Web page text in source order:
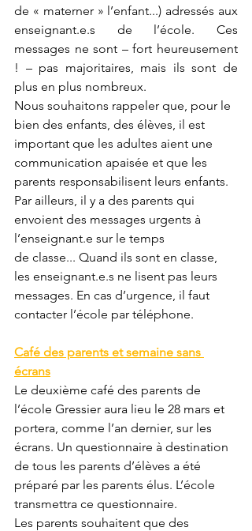
de « materner » l’enfant...) adressés aux
enseignant.e.s de l’école. Ces
messages ne sont – fort heureusement
! – pas majoritaires, mais ils sont de
plus en plus nombreux.
Nous souhaitons rappeler que, pour le
bien des enfants, des élèves, il est
important que les adultes aient une
communication apaisée et que les
parents responsabilisent leurs enfants.
Par ailleurs, il y a des parents qui
envoient des messages urgents à
l’enseignant.e sur le temps
de classe... Quand ils sont en classe,
les enseignant.e.s ne lisent pas leurs
messages. En cas d’urgence, il faut
contacter l’école par téléphone.
Café des parents et semaine sans
écrans
Le deuxième café des parents de
l’école Gressier aura lieu le 28 mars et
portera, comme l’an dernier, sur les
écrans. Un questionnaire à destination
de tous les parents d’élèves a été
préparé par les parents élus. L’école
transmettra ce questionnaire.
Les parents souhaitent que des